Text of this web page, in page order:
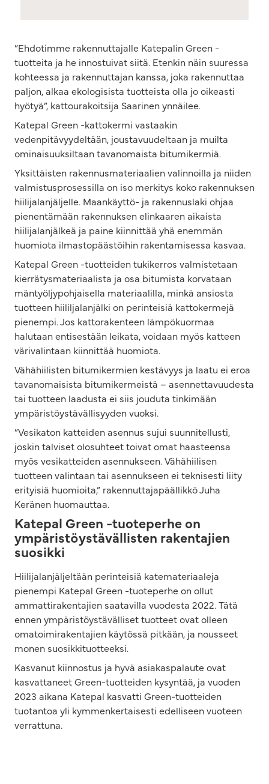
”Ehdotimme rakennuttajalle Katepalin Green -
tuotteita ja he innostuivat siitä. Etenkin näin suuressa
kohteessa ja rakennuttajan kanssa, joka rakennuttaa
paljon, alkaa ekologisista tuotteista olla jo oikeasti
hyötyä”, kattourakoitsija Saarinen ynnäilee.
Katepal Green -kattokermi vastaakin
vedenpitävyydeltään, joustavuudeltaan ja muilta
ominaisuuksiltaan tavanomaista bitumikermiä.
Yksittäisten rakennusmateriaalien valinnoilla ja niiden
valmistusprosessilla on iso merkitys koko rakennuksen
hiilijalanjäljelle. Maankäyttö- ja rakennuslaki ohjaa
pienentämään rakennuksen elinkaaren aikaista
hiilijalanjälkeä ja paine kiinnittää yhä enemmän
huomiota ilmastopäästöihin rakentamisessa kasvaa.
Katepal Green -tuotteiden tukikerros valmistetaan
kierrätysmateriaalista ja osa bitumista korvataan
mäntyöljypohjaisella materiaalilla, minkä ansiosta
tuotteen hiililjalanjälki on perinteisiä kattokermejä
pienempi. Jos kattorakenteen lämpökuormaa
halutaan entisestään leikata, voidaan myös katteen
värivalintaan kiinnittää huomiota.
Vähähiilisten bitumikermien kestävyys ja laatu ei eroa
tavanomaisista bitumikermeistä – asennettavuudesta
tai tuotteen laadusta ei siis jouduta tinkimään
ympäristöystävällisyyden vuoksi.
”Vesikaton katteiden asennus sujui suunnitellusti,
joskin talviset olosuhteet toivat omat haasteensa
myös vesikatteiden asennukseen. Vähähiilisen
tuotteen valintaan tai asennukseen ei teknisesti liity
erityisiä huomioita,” rakennuttajapäällikkö Juha
Keränen huomauttaa.
Katepal Green -tuoteperhe on
ympäristöystävällisten rakentajien
suosikki
Hiilijalanjäljeltään perinteisiä katemateriaaleja
pienempi Katepal Green -tuoteperhe on ollut
ammattirakentajien saatavilla vuodesta 2022. Tätä
ennen ympäristöystävälliset tuotteet ovat olleen
omatoimirakentajien käytössä pitkään, ja nousseet
monen suosikkituotteeksi.
Kasvanut kiinnostus ja hyvä asiakaspalaute ovat
kasvattaneet Green-tuotteiden kysyntää, ja vuoden
2023 aikana Katepal kasvatti Green-tuotteiden
tuotantoa yli kymmenkertaisesti edelliseen vuoteen
verrattuna.